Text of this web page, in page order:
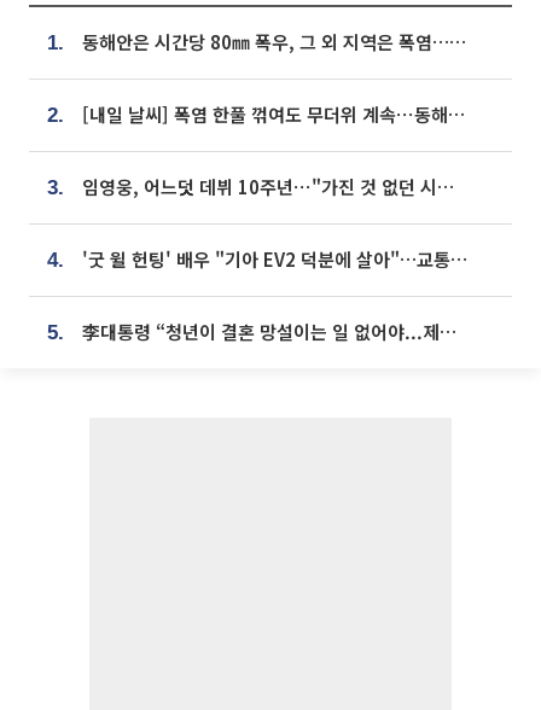
1. 동해안은 시간당 80㎜ 폭우, 그 외 지역은 폭염…‘극과 극 날씨’
2. [내일 날씨] 폭염 한풀 꺾여도 무더위 계속⋯동해안 이틀 연속 비
3. 임영웅, 어느덧 데뷔 10주년⋯"가진 것 없던 시절, 내 앞엔 20명의 팬뿐"
4. '굿 윌 헌팅' 배우 "기아 EV2 덕분에 살아"…교통사고 후 안전성 극찬
5. 李대통령 “청년이 결혼 망설이는 일 없어야...제도상 불이익 조사”